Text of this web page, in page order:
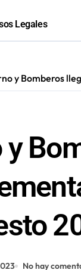
Legales
y Bomberos
y
No hay